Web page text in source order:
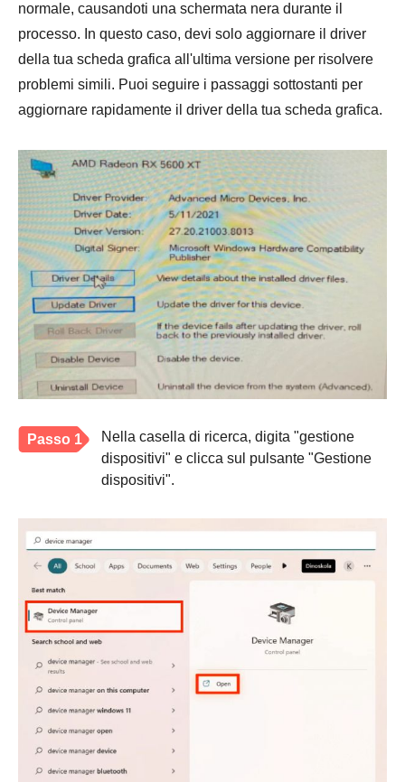
normale, causandoti una schermata nera durante il
processo. In questo caso, devi solo aggiornare il driver
della tua scheda grafica all'ultima versione per risolvere
problemi simili. Puoi seguire i passaggi sottostanti per
aggiornare rapidamente il driver della tua scheda grafica.
Passo 1
Nella casella di ricerca, digita "gestione
dispositivi" e clicca sul pulsante "Gestione
dispositivi".